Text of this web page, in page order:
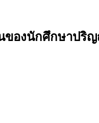
นของนักศึกษาป